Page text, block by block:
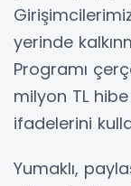
yerinde
Programı
milyon TL
ifadelerini
Yumaklı,